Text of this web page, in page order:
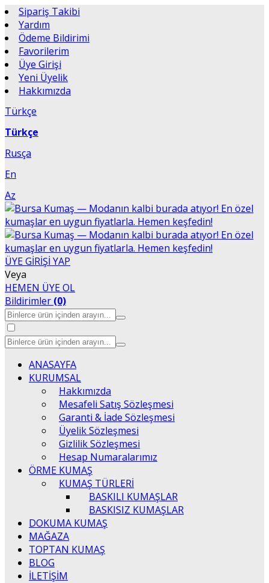
Sipariş Takibi
Yardım
Ödeme Bildirimi
Favorilerim
Üye Girişi
Yeni Üyelik
Hakkımızda
Türkçe
Türkçe
Rusça
En
Az
ÜYE GİRİŞİ YAP
Veya
HEMEN ÜYE OL
Bildirimler (0)
ANASAYFA
KURUMSAL
Hakkımızda
Mesafeli Satış Sözleşmesi
Garanti & İade Sözleşmesi
Üyelik Sözleşmesi
Gizlilik Sözleşmesi
Hesap Numaralarımız
ÖRME KUMAŞ
KUMAŞ TÜRLERİ
BASKILI KUMAŞLAR
BASKISIZ KUMAŞLAR
DOKUMA KUMAŞ
MAĞAZA
TOPTAN KUMAŞ
BLOG
İLETİŞİM